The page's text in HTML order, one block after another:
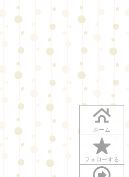
ホーム
フォローする